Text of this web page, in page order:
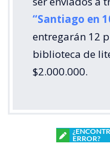
“Santiago en
entregarán 12
biblioteca de
$2.000.000.
ERROR?